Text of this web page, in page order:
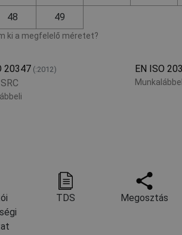
48 49
ki a megfelelő méretet?
20347 (:2012) EN ISO
TDS Megosztás